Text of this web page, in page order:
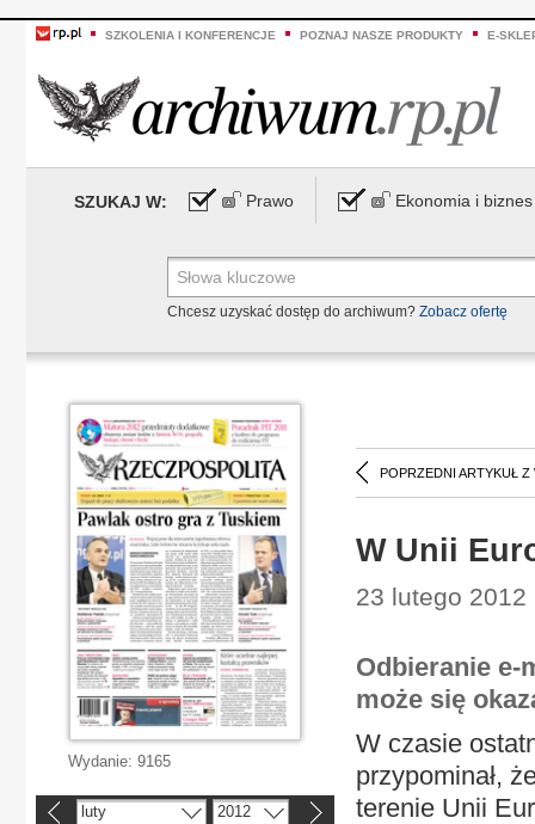
SZKOLENIA I KONFERENCJE POZNAJ NASZE PRODUKTY E-
SZUKAJ W: Prawo Ekonomia i biznes
Chcesz uzyskać dostęp do archiwum? Zobacz ofertę
POPRZEDNI ARTYKUŁ Z
W Unii
23 lutego
Odbieranie e-
może się
W czasie
przypominał,
terenie Unii
Wydanie: 9165
luty 2012